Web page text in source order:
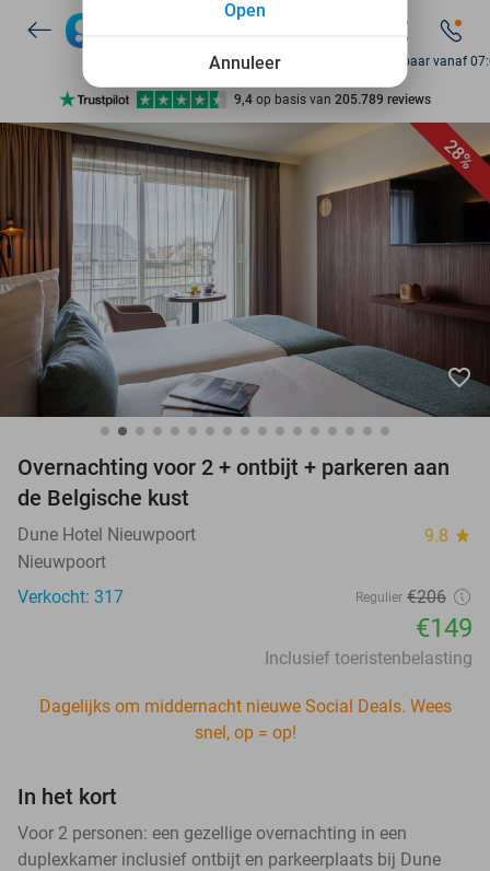
7 dagen per week beschikbaar
10+ miljoen leden
9,4 op basis van 205.789 reviews
7 dagen per week beschikbaar
10+ miljoen leden
Bereikbaar vanaf
28%
favorite_border
Overnachting voor 2 + ontbijt + parkeren aan
de Belgische kust
Dune Hotel Nieuwpoort 9.8 star
Nieuwpoort
Verkocht: 317
Regulier €206
€149
Inclusief toeristenbelasting
Dagelijks om middernacht nieuwe Social Deals. Wees
snel, op = op!
In het kort
Voor 2 personen: een gezellige overnachting in een
duplexkamer inclusief ontbijt en parkeerplaats bij Dune
Annuleer
Open